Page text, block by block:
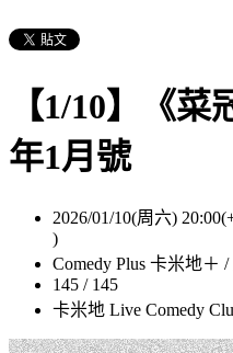
【1/10】《菜
年1月號
2026/01/10(周六)
)
Comedy Plus 卡米地＋
145 / 145
卡米地 Live Comedy